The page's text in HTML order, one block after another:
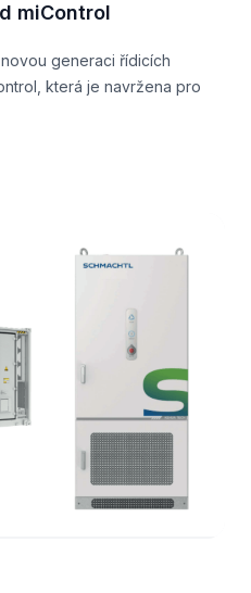
miControl
generaci řídicích
která je navržena pro